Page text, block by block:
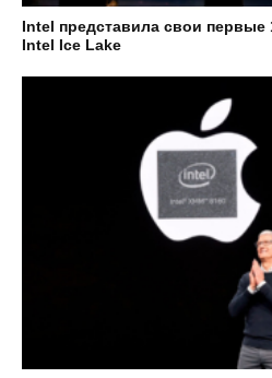
Intel представила свои
Intel Ice Lake